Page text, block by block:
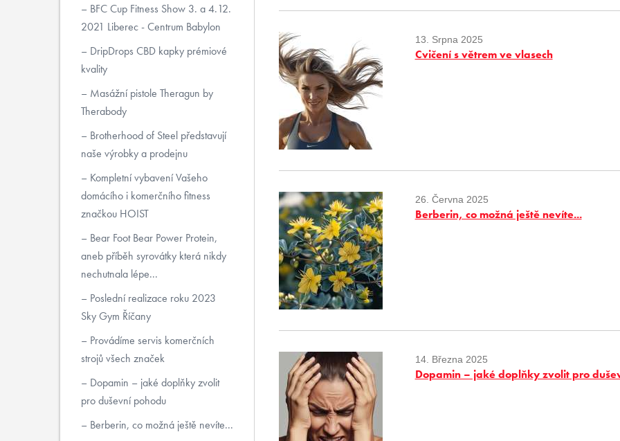
13. Srpna 2025
Cvičení s větrem ve vlasech
26. Června 2025
Berberin, co možná ještě nevíte...
14. Března 2025
Dopamin – jaké doplňky zvolit pro
BFC Cup Fitness Show 3. a 4.12.
2021 Liberec - Centrum Babylon
DripDrops CBD kapky prémiové
kvality
Masážní pistole Theragun by
Therabody
Brotherhood of Steel představují
naše výrobky a prodejnu
Kompletní vybavení Vašeho
domácího i komerčního fitness
značkou HOIST
Bear Foot Bear Power Protein,
aneb příběh syrovátky která nikdy
nechutnala lépe...
Poslední realizace roku 2023
Sky Gym Říčany
Provádíme servis komerčních
strojů všech značek
Dopamin – jaké doplňky zvolit
pro duševní pohodu
Berberin, co možná ještě nevíte...